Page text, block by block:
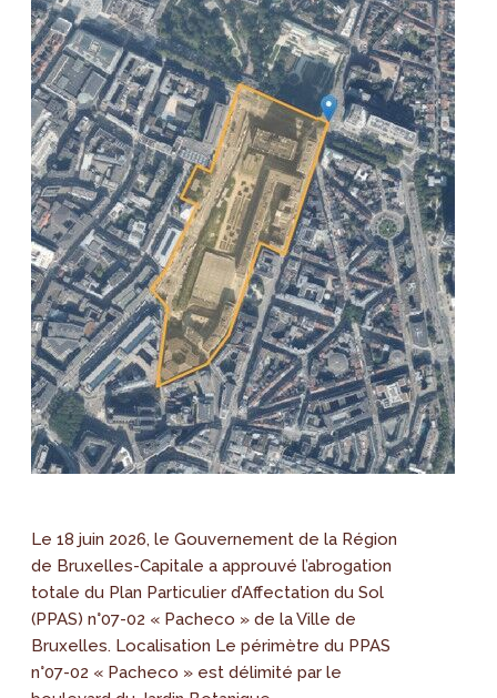
Le 18 juin 2026, le Gouvernement de la Région
de Bruxelles-Capitale a approuvé l’abrogation
totale du Plan Particulier d’Affectation du Sol
(PPAS) n°07-02 « Pacheco » de la Ville de
Bruxelles. Localisation Le périmètre du PPAS
n°07-02 « Pacheco » est délimité par le